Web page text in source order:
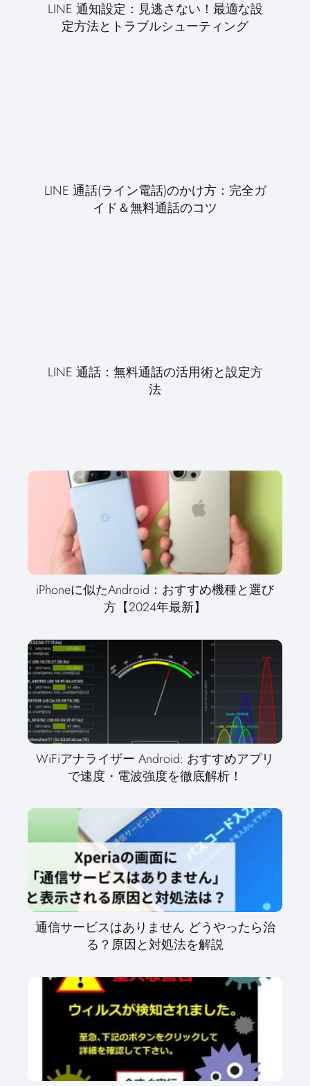
LINE 通知設定：見逃さない！最適な設
定方法とトラブルシューティング
LINE 通話(ライン電話)のかけ方：完全ガ
イド＆無料通話のコツ
LINE 通話：無料通話の活用術と設定方
法
iPhoneに似たAndroid：おすすめ機種と選び
方【2024年最新】
WiFiアナライザー Android: おすすめアプリ
で速度・電波強度を徹底解析！
通信サービスはありません どうやったら治
る？原因と対処法を解説